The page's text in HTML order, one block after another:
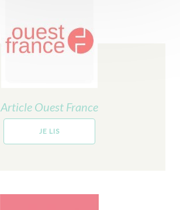
Article Ouest France
JE LIS